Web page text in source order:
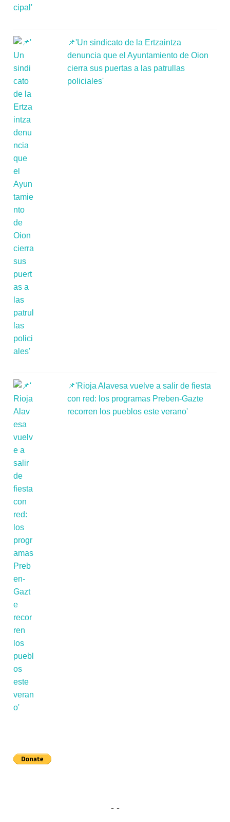
📌'Un sindicato de la Ertzaintza
denuncia que el Ayuntamiento de Oion
cierra sus puertas a las patrullas
policiales'
📌'Rioja Alavesa vuelve a salir de fiesta
con red: los programas Preben-Gazte
recorren los pueblos este verano'